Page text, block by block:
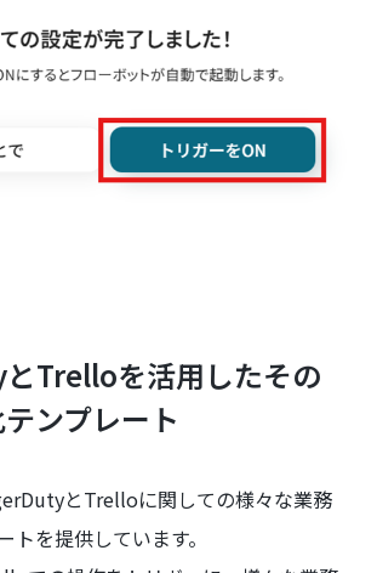
Trelloを活用したその
ンプレート
とTrelloに関しての様々な業務
トを提供しています。